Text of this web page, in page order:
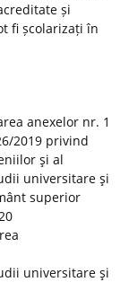
și
fi școlarizați în
anexelor nr. 1
2019 privind
şi al
universitare şi
superior
universitare şi